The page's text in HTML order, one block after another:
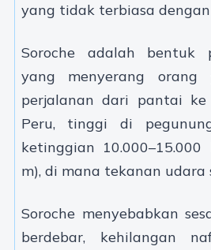
yang tidak terbiasa
Soroche adalah bentuk
yang menyerang orang
perjalanan dari pantai
Peru, tinggi di
ketinggian 10.000–15.000
m), di mana tekanan udara
Soroche menyebabkan
berdebar, kehilangan